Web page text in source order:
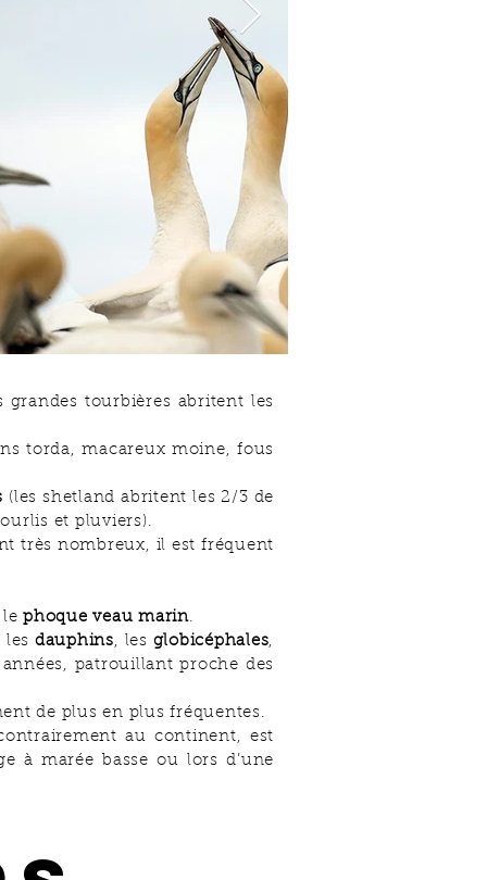
grandes tourbières abritent les
torda, macareux moine, fous
(les shetland abritent les 2/3 de
et pluviers).
très nombreux, il est fréquent
phoque veau marin.
les dauphins, les globicéphales,
patrouillant proche des
de plus en plus fréquentes.
au continent, est
à marée basse ou lors d’une